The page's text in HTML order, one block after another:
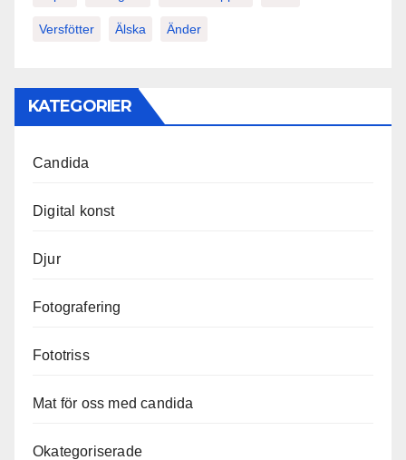
Versfötter Älska Änder
KATEGORIER
Candida
Digital konst
Djur
Fotografering
Fototriss
Mat för oss med candida
Okategoriserade